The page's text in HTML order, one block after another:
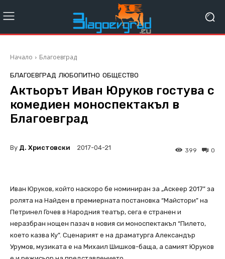
Начало Благоевград
БЛАГОЕВГРАД ЛЮБОПИТНО ОБЩЕСТВО
Актьорът Иван Юруков гостува с
комедиен моноспектакъл в
Благоевград
By Д. Христовски 2017-04-21 0
399
Иван Юруков, който наскоро бе номиниран за „Аскеер 2017” за
ролята на Найден в премиерната постановка “Майстори” на
Петринел Гочев в Народния театър, сега е странен и
неразбран нощен пазач в новия си моноспектакъл “Пилето,
което казва Ку”. Сценарият е на драматурга Александър
Урумов, музиката е на Михаил Шишков-баща, а самият Юруков